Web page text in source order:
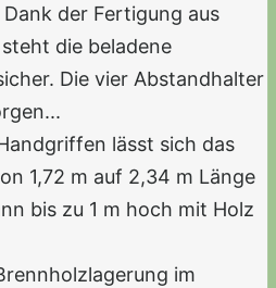
der Fertigung aus
die beladene
Die vier Abstandhalter
lässt sich das
1,72 m auf 2,34 m Länge
bis zu 1 m hoch mit Holz
im